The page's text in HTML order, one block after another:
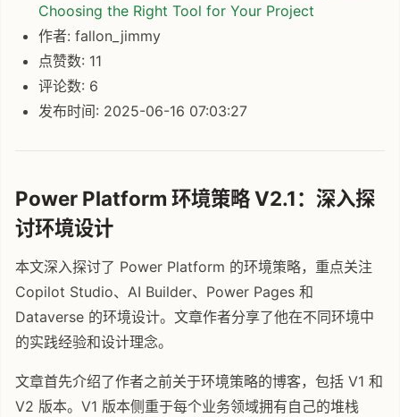
Choosing the Right Tool for Your Project
作者: fallon_jimmy
点赞数: 11
评论数: 6
发布时间: 2025-06-16 07:03:27
Power Platform 环境策略 V2.1：深入探
讨环境设计
本文深入探讨了 Power Platform 的环境策略，重点关注
Copilot Studio、AI Builder、Power Pages 和
Dataverse 的环境设计。文章作者分享了他在不同环境中
的实践经验和设计理念。
文章首先介绍了作者之前关于环境策略的博客，包括 V1 和
V2 版本。V1 版本侧重于每个业务领域拥有自己的堆栈